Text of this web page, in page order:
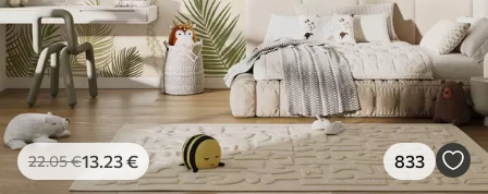
22.05€13 .23€ 833